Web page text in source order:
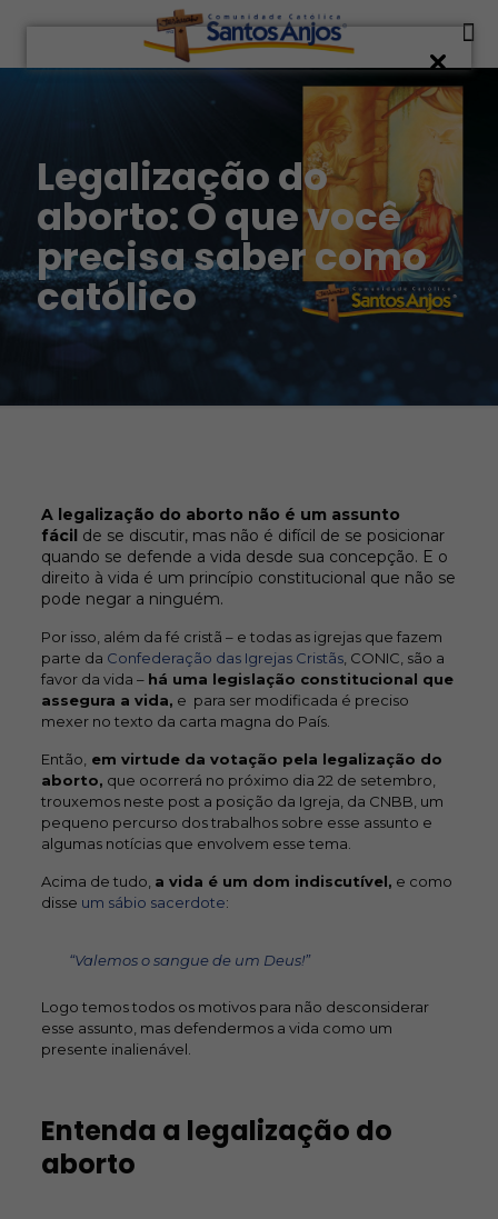
Legalização do
aborto: O que você
precisa saber como
católico
A legalização do aborto não é um assunto
fácil de se discutir, mas não é difícil de se posicionar
quando se defende a vida desde sua concepção. E o
direito à vida é um princípio constitucional que não se
pode negar a ninguém.
Por isso, além da fé cristã – e todas as igrejas que fazem
parte da Confederação das Igrejas Cristãs, CONIC, são a
favor da vida – há uma legislação constitucional que
assegura a vida, e para ser modificada é preciso
mexer no texto da carta magna do País.
Então, em virtude da votação pela legalização do
aborto, que ocorrerá no próximo dia 22 de setembro,
trouxemos neste post a posição da Igreja, da CNBB, um
pequeno percurso dos trabalhos sobre esse assunto e
algumas notícias que envolvem esse tema.
Acima de tudo, a vida é um dom indiscutível, e como
disse um sábio sacerdote:
“Valemos o sangue de um Deus!”
Logo temos todos os motivos para não desconsiderar
esse assunto, mas defendermos a vida como um
presente inalienável.
Entenda a legalização do
aborto